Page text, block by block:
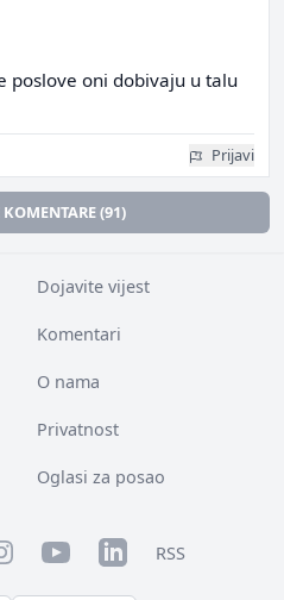
poslove oni dobivaju u talu
Prijavi
(91)
Dojavite vijest
Komentari
O nama
Privatnost
Oglasi za posao
YouTubeLinkedInRSS